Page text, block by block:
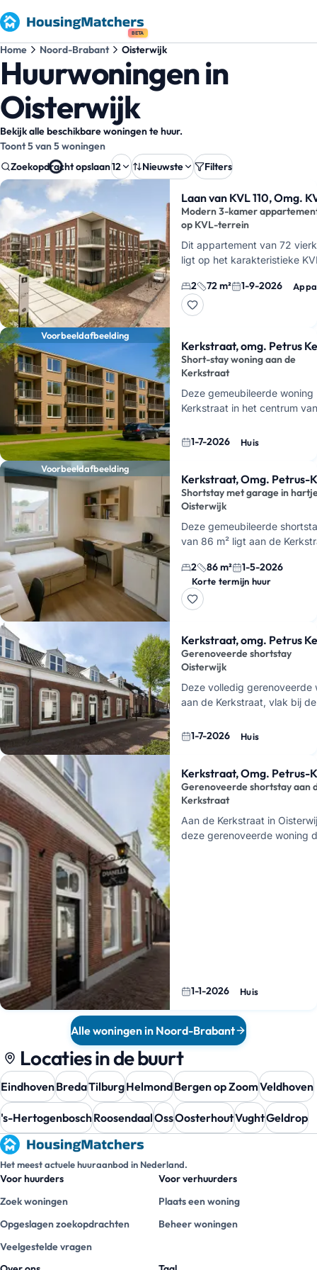
BETA
Home Noord-Brabant Oisterwijk
Huurwoningen in
Oisterwijk
Bekijk alle beschikbare woningen te huur.
Toont 5 van 5 woningen
Zoekopdracht opslaan12 Nieuwste Filters
Zoekresultaten Laan van KVL 110, Omg.
Modern 3-kamer
op KVL-terrein
Dit appartement van 72
ligt op het karakteristieke
treinstation en het
2 72 m² 1-9-2026
Voorbeeldafbeelding
Kerkstraat, omg. Petrus
Short-stay woning aan de
Kerkstraat
Deze gemeubileerde
Kerkstraat in het centrum van
huurt deze plek voor een
1-7-2026 Huis
Voorbeeldafbeelding
Kerkstraat, Omg. Petrus-
Shortstay met garage in
Oisterwijk
Deze gemeubileerde
van 86 m² ligt aan de
mei 2026.Je woont hier
2 86 m² 1-5-2026
Korte termijn huur
Kerkstraat, omg. Petrus
Gerenoveerde shortstay
Oisterwijk
Deze volledig gerenoveerde
aan de Kerkstraat, vlak bij
huis wordt compleet
1-7-2026 Huis
Kerkstraat, Omg. Petrus-
Gerenoveerde shortstay aan
Kerkstraat
Aan de Kerkstraat in
deze gerenoveerde woning
1-1-2026 Huis
Alle woningen in Noord-Brabant
Locaties in de buurt
EindhovenBredaTilburgHelmondBergen op ZoomVeldhoven
's-HertogenboschRoosendaalOssOosterhoutVughtGeldrop
Het meest actuele huuraanbod in Nederland.
Voor huurders
Zoek woningen
Opgeslagen zoekopdrachten
Veelgestelde vragen
Voor verhuurders
Plaats een woning
Beheer woningen